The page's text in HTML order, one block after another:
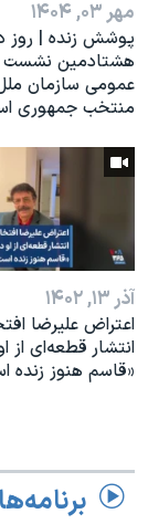
مهر ۰۳, ۱۴۰۴
پوشش زنده | روز
هشتادمین
عمومی سازمان
منتخب جمهوری
آذر ۱۳, ۱۴۰۲
اعتراض علیرضا
انتشار قطعه‌ای از
«قاسم هنوز زنده